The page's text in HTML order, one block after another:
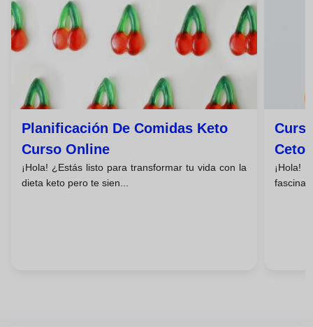
Planificación De Comidas Keto
Curso Online
¡Hola! ¿Estás listo para transformar tu vida con la
dieta keto pero te sien...